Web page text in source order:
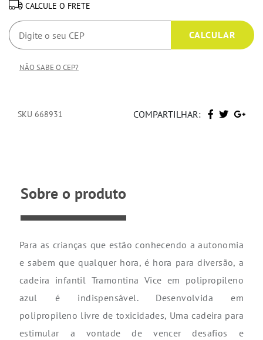
CALCULE O FRETE
NÃO SABE O CEP?
SKU 668931 COMPARTILHAR:
Sobre o produto
Para as crianças que estão conhecendo a autonomia
e sabem que qualquer hora, é hora para diversão, a
cadeira infantil Tramontina Vice em polipropileno
azul é indispensável. Desenvolvida em
polipropileno livre de toxicidades, Uma cadeira para
estimular a vontade de vencer desafios e